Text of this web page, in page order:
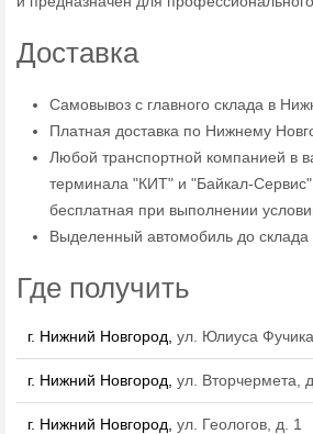
Доставка
Самовывоз с главного склада в
Платная доставка по Нижнему
Любой транспортной компанией в
терминала "КИТ" и "Байкал-
бесплатная при выполнении
Выделенный автомобиль до склада
Где получить
г. Нижний Новгород, ул. Юлиуса
г. Нижний Новгород, ул. Вторчермета,
г. Нижний Новгород, ул. Геологов, д. 1